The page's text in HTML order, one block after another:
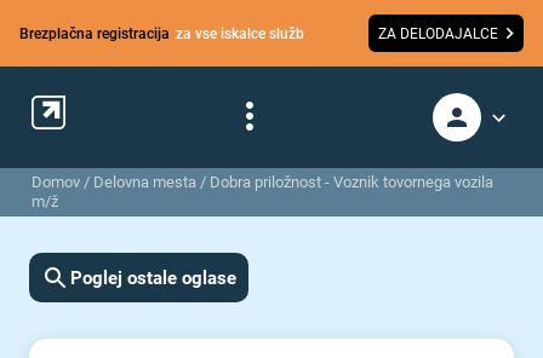
Brezplačna registracija za vse iskalce služb ZA DELODAJALCE
Domov / Delovna mesta / Dobra priložnost - Voznik tovornega vozila
m/ž
Poglej ostale oglase